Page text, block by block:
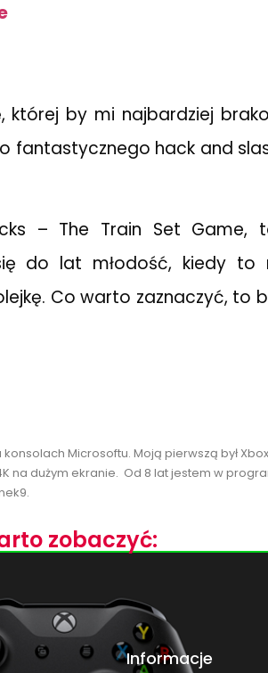
której by mi najbardziej
fantastycznego hack and
– The Train Set Game,
do lat młodość, kiedy to
Co warto zaznaczyć, to
Microsoftu. Moją pierwszą był
na dużym ekranie. Od 8 lat jestem w
zobaczyć:
Informacje